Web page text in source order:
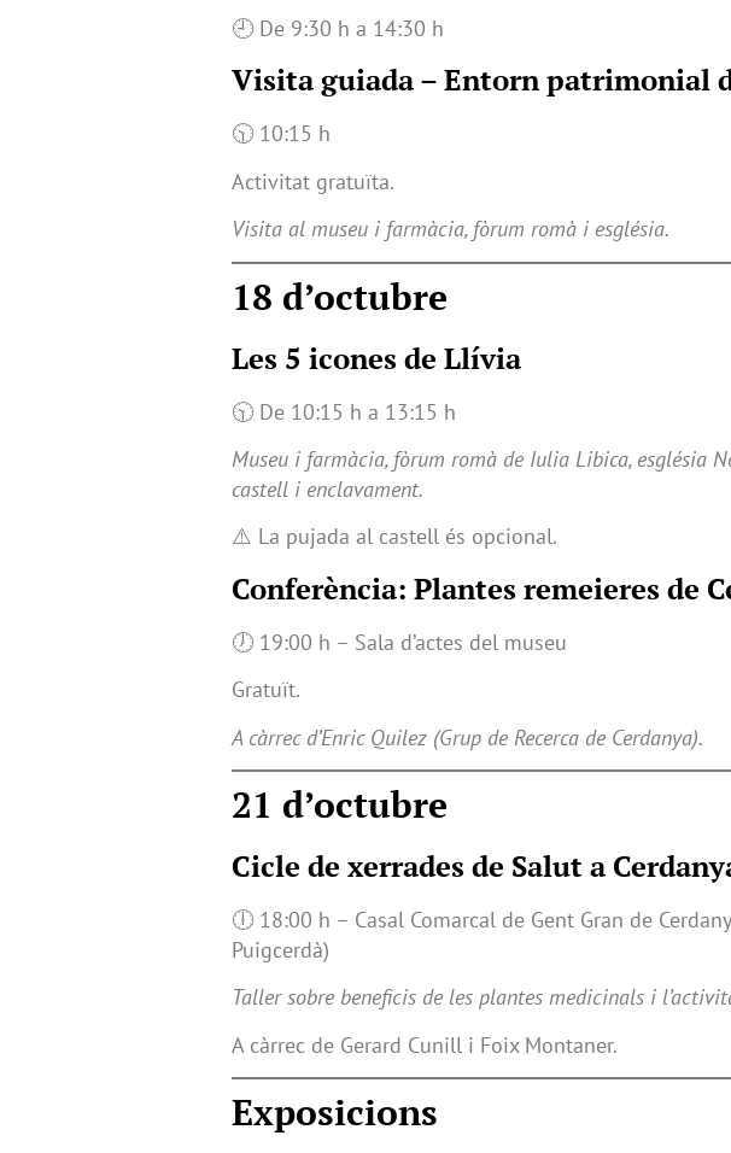
🕘 De 9:30 h a 14:30 h
Visita guiada – Entorn patrimonial
🕥 10:15 h
Activitat gratuïta.
Visita al museu i farmàcia, fòrum romà i església.
18 d’octubre
Les 5 icones de Llívia
🕥 De 10:15 h a 13:15 h
Museu i farmàcia, fòrum romà de Iulia Libica, església
castell i enclavament.
⚠️ La pujada al castell és opcional.
Conferència: Plantes remeieres de
🕖 19:00 h – Sala d’actes del museu
Gratuït.
A càrrec d’Enric Quilez (Grup de Recerca de Cerdanya).
21 d’octubre
Cicle de xerrades de Salut a
🕕 18:00 h – Casal Comarcal de Gent Gran de
Puigcerdà)
Taller sobre beneficis de les plantes medicinals i
A càrrec de Gerard Cunill i Foix Montaner.
Exposicions